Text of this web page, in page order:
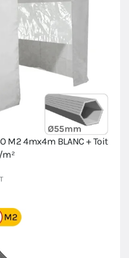
M2 4mx4m BLANC + Toit